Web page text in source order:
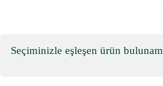
Seçiminizle eşleşen ürün